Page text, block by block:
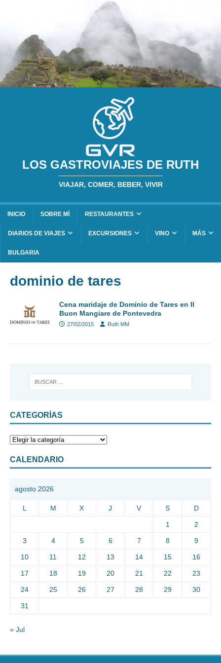
LOS GASTROVIAJES DE RUTH
VIAJAR, COMER, BEBER, VIVIR
INICIO SOBRE MÍ RESTAURANTES
DIARIOS DE VIAJES EXCURSIONES VINO MÁS
BULGARIA
dominio de tares
Cena maridaje de Dominio de Tares en Il
Buon Mangiare de Pontevedra
27/02/2015 Ruth MM
CATEGORÍAS
CALENDARIO
agosto 2026
L M X J V S D
1 2
3 4 5 6 7 8 9
10 11 12 13 14 15 16
17 18 19 20 21 22 23
24 25 26 27 28 29 30
31
« Jul